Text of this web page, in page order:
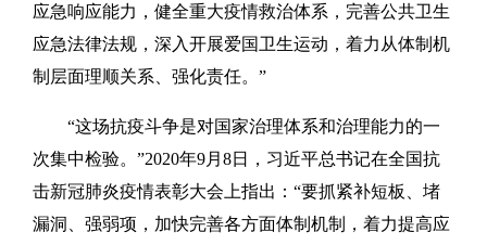
应急响应能力，健全重大疫情救治体系，完善公共卫生
应急法律法规，深入开展爱国卫生运动，着力从体制机
制层面理顺关系、强化责任。”
“这场抗疫斗争是对国家治理体系和治理能力的一
次集中检验。”2020年9月8日，习近平总书记在全国抗
击新冠肺炎疫情表彰大会上指出：“要抓紧补短板、堵
漏洞、强弱项，加快完善各方面体制机制，着力提高应